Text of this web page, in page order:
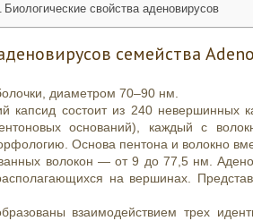
Биологические свойства аденовирусов
семейства
диаметром 70–90 нм.
капсид состоит из 240
оснований), каждый с
Основа пентона и волокно
волокон — от 9 до 77,5 нм.
на вершинах.
взаимодействием трех